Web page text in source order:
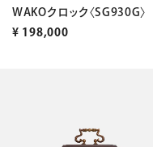
WAKOクロック〈SG930G〉
¥ 198,000